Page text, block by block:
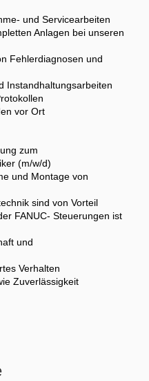
und Servicearbeiten
Anlagen bei unseren
Fehlerdiagnosen und
Instandhaltungsarbeiten
vor Ort
zum
(m/w/d)
und Montage von
sind von Vorteil
FANUC- Steuerungen ist
und
Verhalten
Zuverlässigkeit